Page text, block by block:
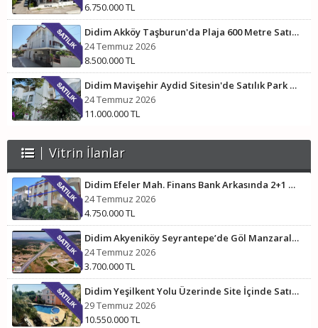
6.750.000 TL
Didim Akköy Taşburun'da Plaja 600 Metre Satılık Villa 4+1
24 Temmuz 2026
8.500.000 TL
Didim Mavişehir Aydid Sitesin'de Satılık Park Cepheli Villa
24 Temmuz 2026
11.000.000 TL
Vitrin İlanlar
Didim Efeler Mah. Finans Bank Arkasında 2+1 Eşyalı Daire
24 Temmuz 2026
4.750.000 TL
Didim Akyeniköy Seyrantepe’de Göl Manzaralı İmarlı Villa Arsası
24 Temmuz 2026
3.700.000 TL
Didim Yeşilkent Yolu Üzerinde Site İçinde Satılık Villa
29 Temmuz 2026
10.550.000 TL